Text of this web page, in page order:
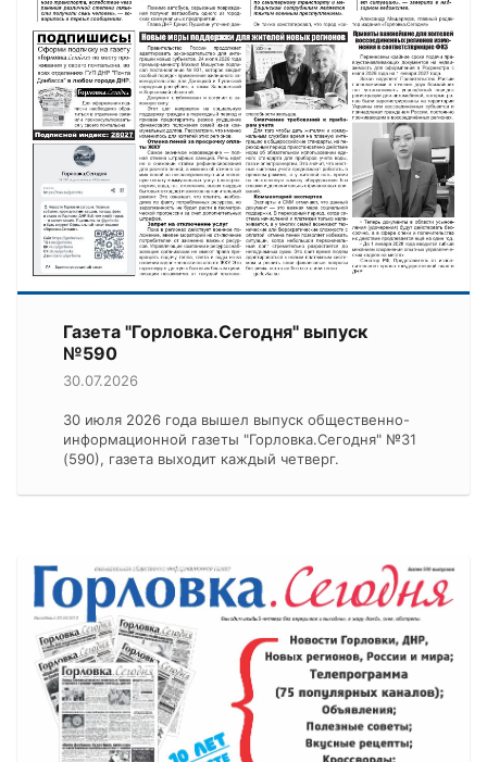
Газета "Горловка.Сегодня" выпуск
№590
30.07.2026
30 июля 2026 года вышел выпуск общественно-
информационной газеты "Горловка.Сегодня" №31
(590), газета выходит каждый четверг.